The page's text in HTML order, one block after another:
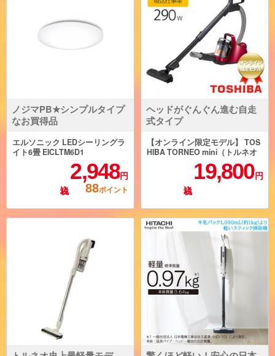
ノジマPB★シンプルタイプ
なお買得品
エルソニック LEDシーリングラ
イト6畳 EICLTM6D1
2,948円
88ポイント
ヘッドがぐんぐん進む自走
式タイプ
【オンライン限定モデル】 TOS
HIBA TORNEO mini（トルネオ
ミニ ）サイクロン式掃除機【自
走式カーボンヘッド/レッド/オン
ライン限定】 VC-C7-R
19,800 円